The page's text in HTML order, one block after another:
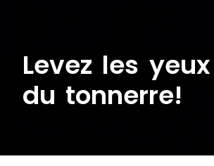
Levez les
du tonnerre!